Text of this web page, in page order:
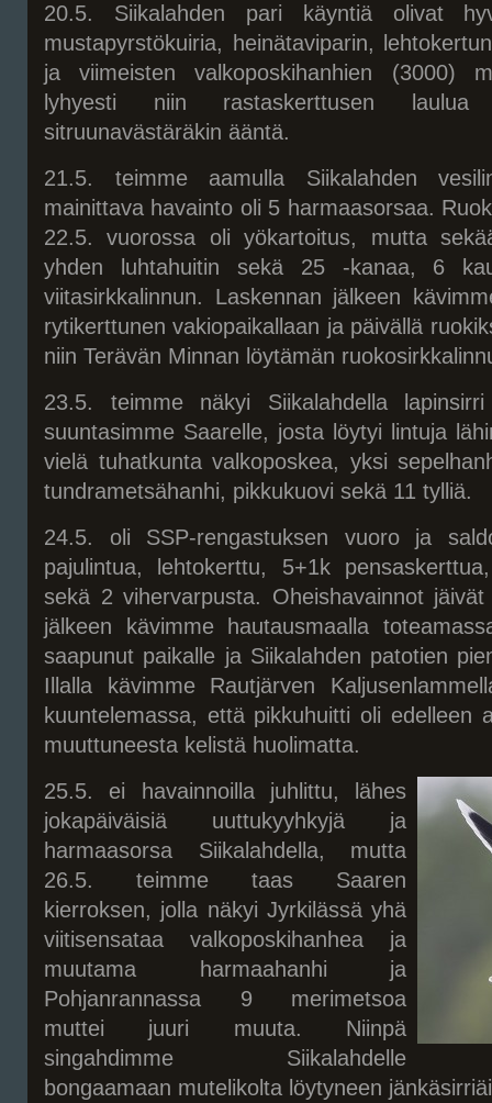
20.5. Siikalahden pari käyntiä olivat
mustapyrstökuiria, heinätaviparin,
ja viimeisten valkoposkihanhien (3000)
lyhyesti niin rastaskerttusen
sitruunavästäräkin ääntä.
21.5. teimme aamulla Siikalahden
mainittava havainto oli 5 harmaasorsaa.
22.5. vuorossa oli yökartoitus, mutta
yhden luhtahuitin sekä 25 -kanaa, 6
viitasirkkalinnun. Laskennan jälkeen
rytikerttunen vakiopaikallaan ja päivällä
niin Terävän Minnan löytämän
23.5. teimme näkyi Siikalahdella
suuntasimme Saarelle, josta löytyi lintuja
vielä tuhatkunta valkoposkea, yksi
tundrametsähanhi, pikkukuovi sekä 11 tylliä.
24.5. oli SSP-rengastuksen vuoro ja
pajulintua, lehtokerttu, 5+1k
sekä 2 vihervarpusta. Oheishavainnot
jälkeen kävimme hautausmaalla
saapunut paikalle ja Siikalahden patotien
Illalla kävimme Rautjärven
kuuntelemassa, että pikkuhuitti oli edelleen
muuttuneesta kelistä huolimatta.
25.5. ei havainnoilla juhlittu, lähes
jokapäiväisiä uuttukyyhkyjä ja
harmaasorsa Siikalahdella, mutta
26.5. teimme taas Saaren
kierroksen, jolla näkyi Jyrkilässä yhä
viitisensataa valkoposkihanhea ja
muutama harmaahanhi ja
Pohjanrannassa 9 merimetsoa
muttei juuri muuta. Niinpä
singahdimme Siikalahdelle
bongaamaan mutelikolta löytyneen